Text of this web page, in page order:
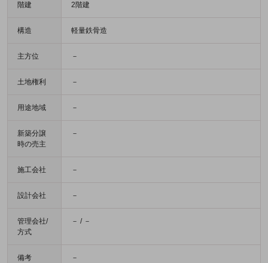
階建 2階建
構造 軽量鉄骨造
主方位 －
土地権利 －
用途地域 －
新築分譲
時の売主
－
施工会社 －
設計会社 －
管理会社/
方式
－ / －
備考 －